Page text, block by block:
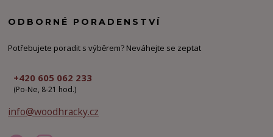
ODBORNÉ PORADENSTVÍ
Potřebujete poradit s výběrem? Neváhejte se zeptat
+420 605 062 233
(Po-Ne, 8-21 hod.)
info@woodhracky.cz